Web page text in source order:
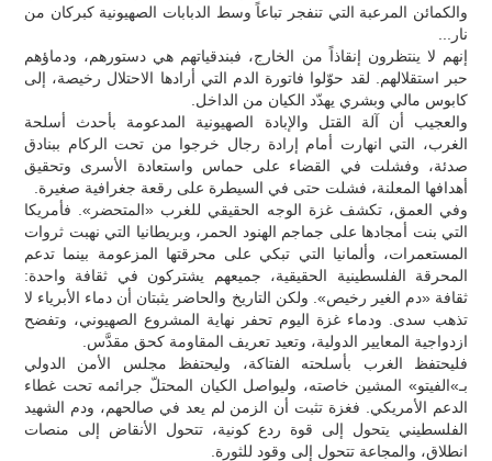
والكمائن المرعبة التي تنفجر تباعاً وسط الدبابات الصهيونية كبركان من
نار...
إنهم لا ينتظرون إنقاذاً من الخارج، فبندقياتهم هي دستورهم، ودماؤهم
حبر استقلالهم. لقد حوّلوا فاتورة الدم التي أرادها الاحتلال رخيصة، إلى
كابوس مالي وبشري يهدّد الكيان من الداخل.
والعجيب أن آلة القتل والإبادة الصهيونية المدعومة بأحدث أسلحة
الغرب، التي انهارت أمام إرادة رجال خرجوا من تحت الركام ببنادق
صدئة، وفشلت في القضاء على حماس واستعادة الأسرى وتحقيق
أهدافها المعلنة، فشلت حتى في السيطرة على رقعة جغرافية صغيرة.
وفي العمق، تكشف غزة الوجه الحقيقي للغرب «المتحضر». فأمريكا
التي بنت أمجادها على جماجم الهنود الحمر، وبريطانيا التي نهبت ثروات
المستعمرات، وألمانيا التي تبكي على محرقتها المزعومة بينما تدعم
المحرقة الفلسطينية الحقيقية، جميعهم يشتركون في ثقافة واحدة:
ثقافة «دم الغير رخيص». ولكن التاريخ والحاضر يثبتان أن دماء الأبرياء لا
تذهب سدى. ودماء غزة اليوم تحفر نهاية المشروع الصهيوني، وتفضح
ازدواجية المعايير الدولية، وتعيد تعريف المقاومة كحق مقدَّس.
فليحتفظ الغرب بأسلحته الفتاكة، وليحتفظ مجلس الأمن الدولي
بـ»الفيتو» المشين خاصته، وليواصل الكيان المحتلّ جرائمه تحت غطاء
الدعم الأمريكي. فغزة تثبت أن الزمن لم يعد في صالحهم، ودم الشهيد
الفلسطيني يتحول إلى قوة ردع كونية، تتحول الأنقاض إلى منصات
انطلاق، والمجاعة تتحول إلى وقود للثورة.